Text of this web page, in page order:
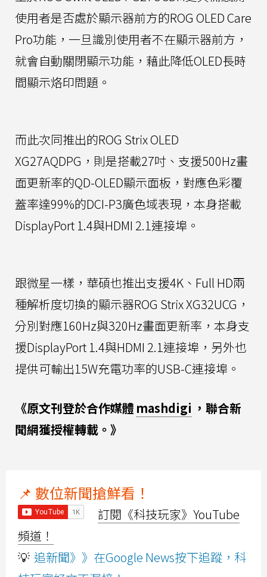
使用者是否處於顯示器前方的ROG OLED Care
Pro功能，一旦識別使用者不在顯示器前方，
就會自動關閉顯示功能，藉此降低OLED長時
間顯示烙印問題。
而此次同推出的ROG Strix OLED
XG27AQDPG，則是搭載27吋、支援500Hz畫
面更新率的QD-OLED顯示面板，對應色彩覆
蓋率達99%的DCI-P3廣色域表現，本身搭載
DisplayPort 1.4與HDMI 2.1連接埠。
跟微星一樣，華碩也推出支援4K、Full HD兩
種解析度切換的顯示器ROG Strix XG32UCG，
分別對應160Hz與320Hz畫面更新率，本身支
援DisplayPort 1.4與HDMI 2.1連接埠，另外也
提供可輸出15W充電功率的USB-C連接埠。
《原文刊登於合作媒體 mashdigi ，聯合新
聞網獲授權轉載。》
📌 數位新聞搶鮮看！
訂閱《科技玩家》YouTube
頻道！
💡 追新聞》》在Google News按下追蹤，科